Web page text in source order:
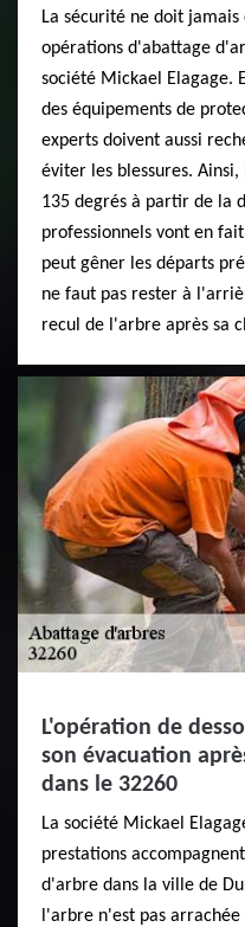
La sécurité ne doit
opérations d'abattage
société Mickael Elagage.
des équipements de
experts doivent aussi
éviter les blessures.
135 degrés à partir de la
professionnels vont en
peut gêner les départs
ne faut pas rester à
recul de l'arbre après sa
L'opération de
son évacuation
dans le 32260
La société Mickael
prestations
d'arbre dans la ville de
l'arbre n'est pas